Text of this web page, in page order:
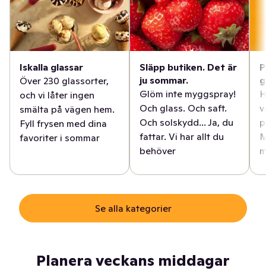
Iskalla glassar
Över 230 glassorter,
och vi låter ingen
smälta på vägen hem.
Fyll frysen med dina
favoriter i sommar
Släpp butiken. Det är
ju sommar.
Glöm inte myggspray!
Och glass. Och saft.
Och solskydd... Ja, du
fattar. Vi har allt du
behöver
Se alla kategorier
Planera veckans middagar